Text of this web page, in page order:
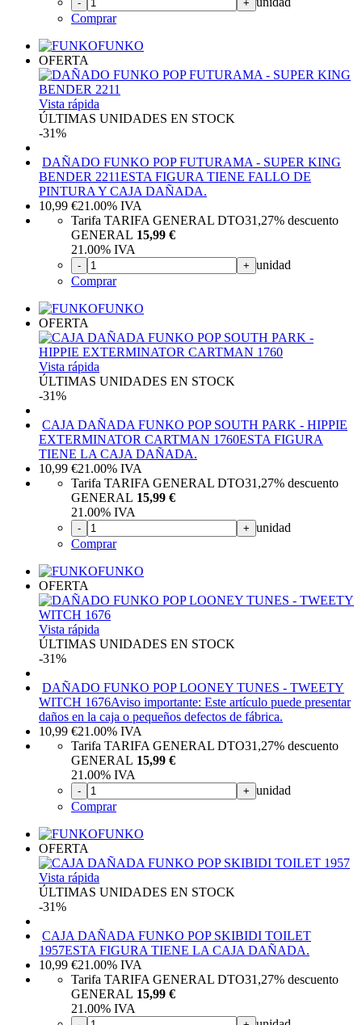
- +
Comprar
FUNKO
OFERTA
Vista rápida
ÚLTIMAS UNIDADES EN STOCK
-31%
DAÑADO FUNKO POP FUTURAMA - SUPER KING
BENDER 2211ESTA FIGURA TIENE FALLO DE
PINTURA Y CAJA DAÑADA.
10,99 €21.00% IVA
Tarifa TARIFA GENERAL DTO31,27% descuento
GENERAL 15,99 €
21.00% IVA
- + unidad
Comprar
FUNKO
OFERTA
Vista rápida
ÚLTIMAS UNIDADES EN STOCK
-31%
CAJA DAÑADA FUNKO POP SOUTH PARK - HIPPIE
EXTERMINATOR CARTMAN 1760ESTA FIGURA
TIENE LA CAJA DAÑADA.
10,99 €21.00% IVA
Tarifa TARIFA GENERAL DTO31,27% descuento
GENERAL 15,99 €
21.00% IVA
- + unidad
Comprar
FUNKO
OFERTA
Vista rápida
ÚLTIMAS UNIDADES EN STOCK
-31%
DAÑADO FUNKO POP LOONEY TUNES - TWEETY
WITCH 1676Aviso importante: Este artículo puede presentar
daños en la caja o pequeños defectos de fábrica.
10,99 €21.00% IVA
Tarifa TARIFA GENERAL DTO31,27% descuento
GENERAL 15,99 €
21.00% IVA
- + unidad
Comprar
FUNKO
OFERTA
Vista rápida
ÚLTIMAS UNIDADES EN STOCK
-31%
CAJA DAÑADA FUNKO POP SKIBIDI TOILET
1957ESTA FIGURA TIENE LA CAJA DAÑADA.
10,99 €21.00% IVA
Tarifa TARIFA GENERAL DTO31,27% descuento
GENERAL 15,99 €
21.00% IVA